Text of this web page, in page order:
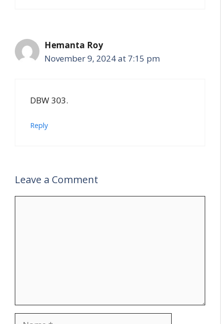
Hemanta Roy
November 9, 2024 at 7:15 pm
DBW 303.
Reply
Leave a Comment